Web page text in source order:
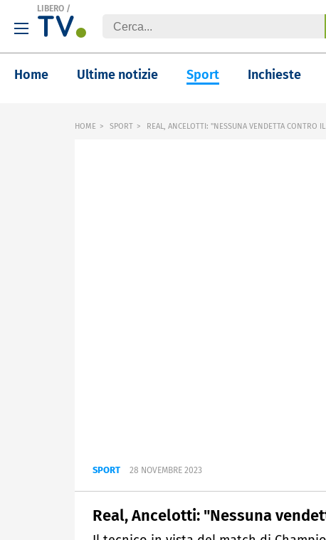
LIBERO /
Home Ultime notizie Sport Inchieste
HOME SPORT REAL, ANCELOTTI: "NESSUNA VENDETTA CONTRO
SPORT 28 NOVEMBRE 2023
Real, Ancelotti: "Nessuna